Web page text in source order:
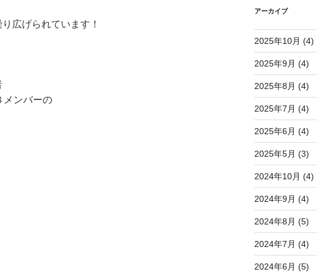
広げられています！
メンバーの
アーカイブ
2025年10月 (4)
2025年9月 (4)
2025年8月 (4)
2025年7月 (4)
2025年6月 (4)
2025年5月 (3)
2024年10月 (4)
2024年9月 (4)
2024年8月 (5)
2024年7月 (4)
2024年6月 (5)